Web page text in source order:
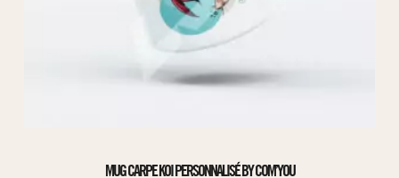
MUG CARPE KOI PERSONNALISÉ BY COM’YOU